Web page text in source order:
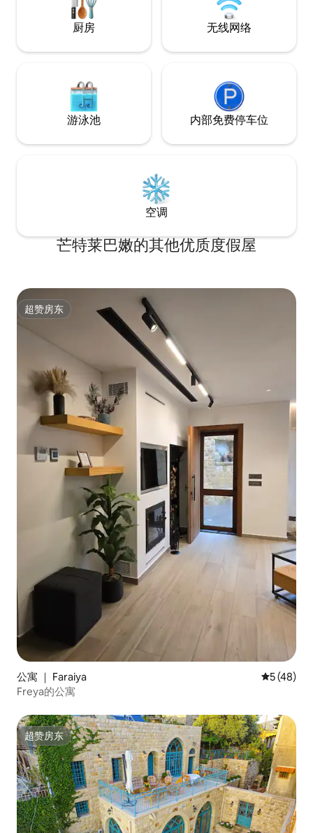
厨房 无线网络
游泳池 内部免费停车位
空调
芒特莱巴嫩的其他优质度假屋
超赞房东
超赞房东
公寓 ｜ Faraiya 平均评分
5 (48)
Freya的公寓
超赞房东
超赞房东